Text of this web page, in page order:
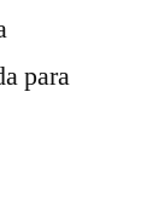
para